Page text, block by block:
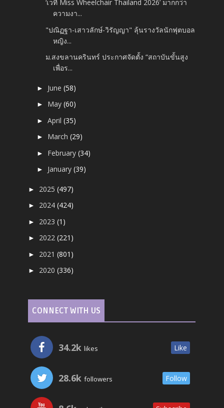
‘เวที Miss Wheelchair Thailand 2026’ มากกว่า
ความงา...
"ปณิฏฐา-เสาวลักษ์-วิรัญญา" ลุ้นรางวัลนักฟุตบอล
หญิง...
ม.สงขลานครินทร์ ประกาศจัดตั้ง “สถาบันขั้นสูง
เพื่อร...
► June(58)
► May(60)
►April(35)
► March(29)
► February(34)
► January(39)
► 2025(497)
► 2024(424)
► 2023(1)
► 2022(221)
► 2021(801)
► 2020(336)
CONNECT WITH US
34.2k likes Like
28.6k followers Follow